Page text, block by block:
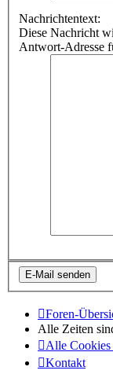
Nachrichtentext:
Diese Nachricht
Antwort-Adresse
Foren-
Alle Zeiten
Alle Cookies
Kontakt